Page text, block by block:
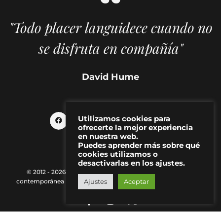
"Todo placer languidece cuando no
se disfruta en compañía"
David Hume
© 2012 - 2026 MAKMA | Revista de artes visuales y cultura
contemporánea |
Política de Privacidad|Aviso Legal
Utilizamos cookies para
ofrecerte la mejor experiencia
en nuestra web.
Puedes aprender más sobre qué
cookies utilizamos o
desactivarlas en los ajustes.
Ajustes Aceptar